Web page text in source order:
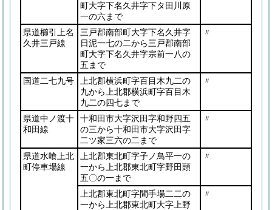
町大字下名久井字下タ田川原
一の六まで
県道櫛引上名
久井三戸線
三戸郡南部町大字下名久井字
日泥一七の二から三戸郡南部
町大字下名久井字宗前一八の
五まで
〃
国道二七九号
上北郡横浜町字百目木九二の
九から上北郡横浜町字百目木
九二の四七まで
〃
県道中ノ渡十
和田線
十和田市大字沢田字和野四五
の三から十和田市大字沢田字
二ツ家三六の二まで
〃
県道水喰上北
町停車場線
上北郡東北町字子ノ鳥平一の
一から上北郡東北町字野田頭
五〇の一まで
〃
上北郡東北町字間手場二二の
一から上北郡東北町大字上野
〃